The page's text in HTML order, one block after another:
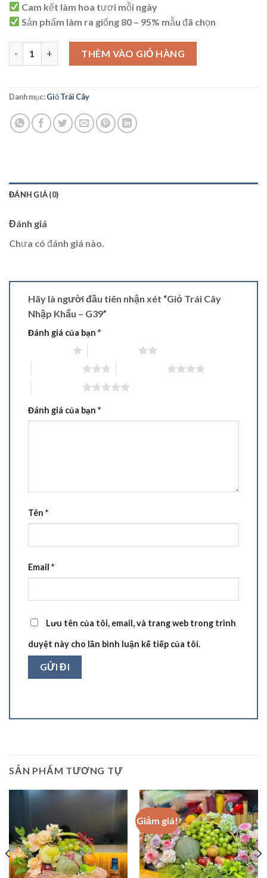
Cam kết làm hoa tươi mỗi ngày
Sản phẩm làm ra giống 80 – 95% mẫu đã chọn
Giỏ Trái Cây Nhập Khẩu - G39 số lượng
THÊM VÀO GIỎ HÀNG
Danh mục:Giỏ Trái Cây
ĐÁNH GIÁ (0)
Đánh giá
Chưa có đánh giá nào.
Hãy là người đầu tiên nhận xét “Giỏ Trái Cây
Nhập Khẩu – G39”
Đánh giá của bạn *
Đánh giá của bạn *
Tên *
Email *
Lưu tên của tôi, email, và trang web trong trình
duyệt này cho lần bình luận kế tiếp của tôi.
SẢN PHẨM TƯƠNG TỰ
Giảm giá!